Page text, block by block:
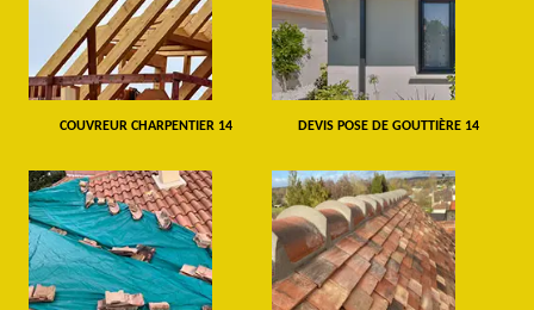
COUVREUR CHARPENTIER 14 DEVIS POSE DE GOUTTIÈRE 14